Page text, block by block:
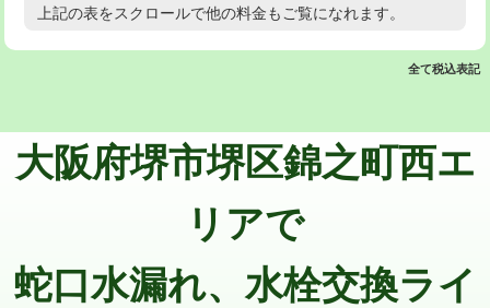
え）
マス交換（土の掘削・埋め戻し作業） 11,000円~
マス交換（深さ50㎝以上） 66,000円
コンクリート斫り（厚さ10㎝超え）
モルタル補修（厚さ10㎝まで） 27,500円
高度高圧洗浄換 現地調査
追加トーラー機使用/3m超え +3,300円
止水・漏水調査・防水処理・清掃・修
11,000円
上記の表をスクロールで他の料金もご覧になれます。
全て税込表記
大阪府堺市堺区錦之町西エ
リアで
蛇口水漏れ、水栓交換ライ